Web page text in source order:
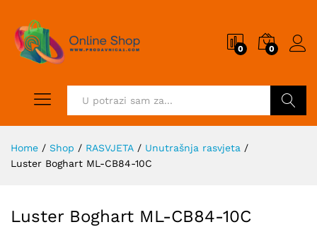
0 0
Home / Shop / RASVJETA / Unutrašnja rasvjeta /
Luster Boghart ML-CB84-10C
Luster Boghart ML-CB84-10C